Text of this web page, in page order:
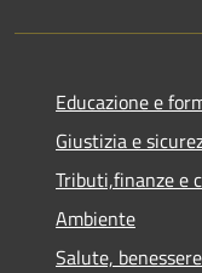
Educazione e
Giustizia e
Tributi,finanze e
Ambiente
Salute,